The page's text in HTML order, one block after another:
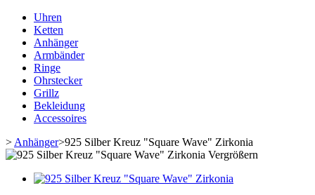
Uhren
Ketten
Anhänger
Armbänder
Ringe
Ohrstecker
Grillz
Bekleidung
Accessoires
> Anhänger>925 Silber Kreuz "Square Wave" Zirkonia
Vergrößern